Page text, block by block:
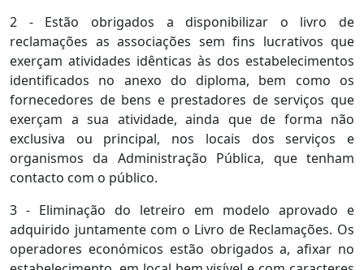
2 - Estão obrigados a disponibilizar o livro de
reclamações as associações sem fins lucrativos que
exerçam atividades idênticas às dos estabelecimentos
identificados no anexo do diploma, bem como os
fornecedores de bens e prestadores de serviços que
exerçam a sua atividade, ainda que de forma não
exclusiva ou principal, nos locais dos serviços e
organismos da Administração Pública, que tenham
contacto com o público.
3 - Eliminação do letreiro em modelo aprovado e
adquirido juntamente com o Livro de Reclamações. Os
operadores económicos estão obrigados a, afixar no